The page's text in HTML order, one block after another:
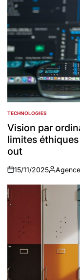
POSTED
IN
TECHNOLOGIES
Vision par
limites
out
on
15/11/2025
Auteur